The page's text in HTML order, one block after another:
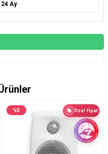
24 Ay
%5 Özel Fiyat